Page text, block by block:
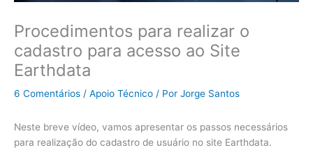
Procedimentos para realizar o
cadastro para acesso ao Site
Earthdata
6 Comentários / Apoio Técnico / Por Jorge Santos
Neste breve vídeo, vamos apresentar os passos necessários
para realização do cadastro de usuário no site Earthdata.